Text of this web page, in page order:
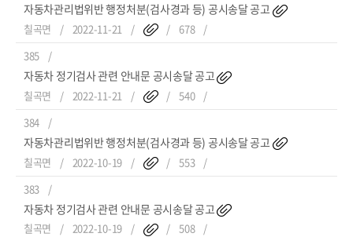
자동차관리법위반 행정처분(검사경과 등) 공시송달 공고
칠곡면 2022-11-21
678
385
자동차 정기검사 관련 안내문 공시송달 공고
칠곡면 2022-11-21
540
384
자동차관리법위반 행정처분(검사경과 등) 공시송달 공고
칠곡면 2022-10-19
553
383
자동차 정기검사 관련 안내문 공시송달 공고
칠곡면 2022-10-19 508